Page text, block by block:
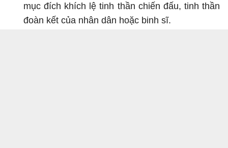
mục đích khích lệ tinh thần chiến đấu, tinh thần
đoàn kết của nhân dân hoặc binh sĩ.